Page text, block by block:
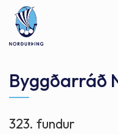
Leita
Byggðarráð
323. fundur